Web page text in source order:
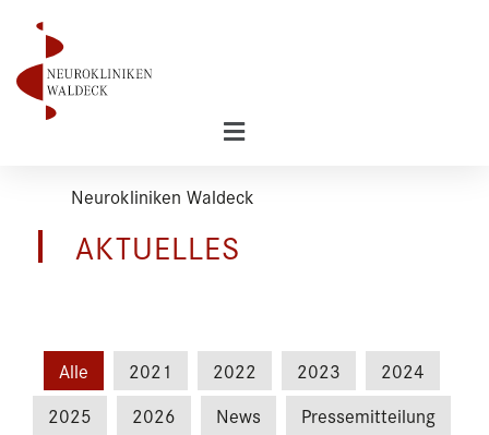
springen
Flyout
Neurokliniken Waldeck
AKTUELLES
Alle 2021 2022 2023
2024
2025
2026 News
Pressemitteilung